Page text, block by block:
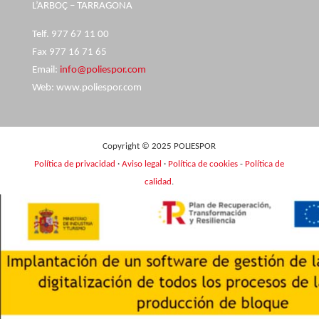
L’ARBOÇ – TARRAGONA
Telf. 977 67 11 00
Fax 977 16 71 65
Email: info@poliespor.com
Web: www.poliespor.com
Copyright © 2025 POLIESPOR
Política de privacidad ·Aviso legal · Política de cookies - Política de
calidad .